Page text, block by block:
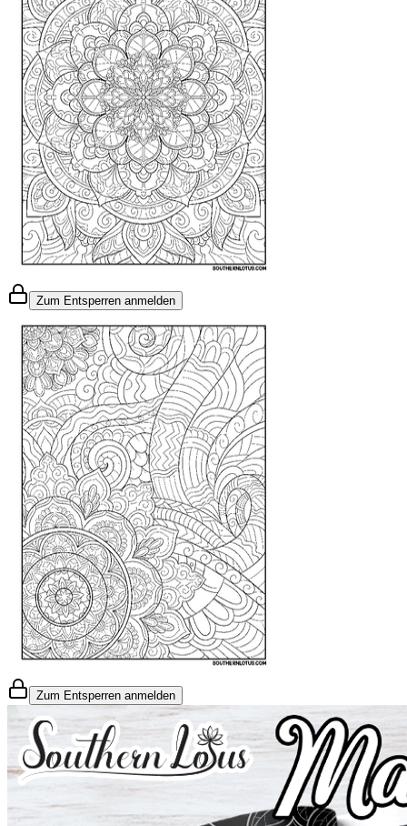
Zum Entsperren anmelden
Zum Entsperren anmelden